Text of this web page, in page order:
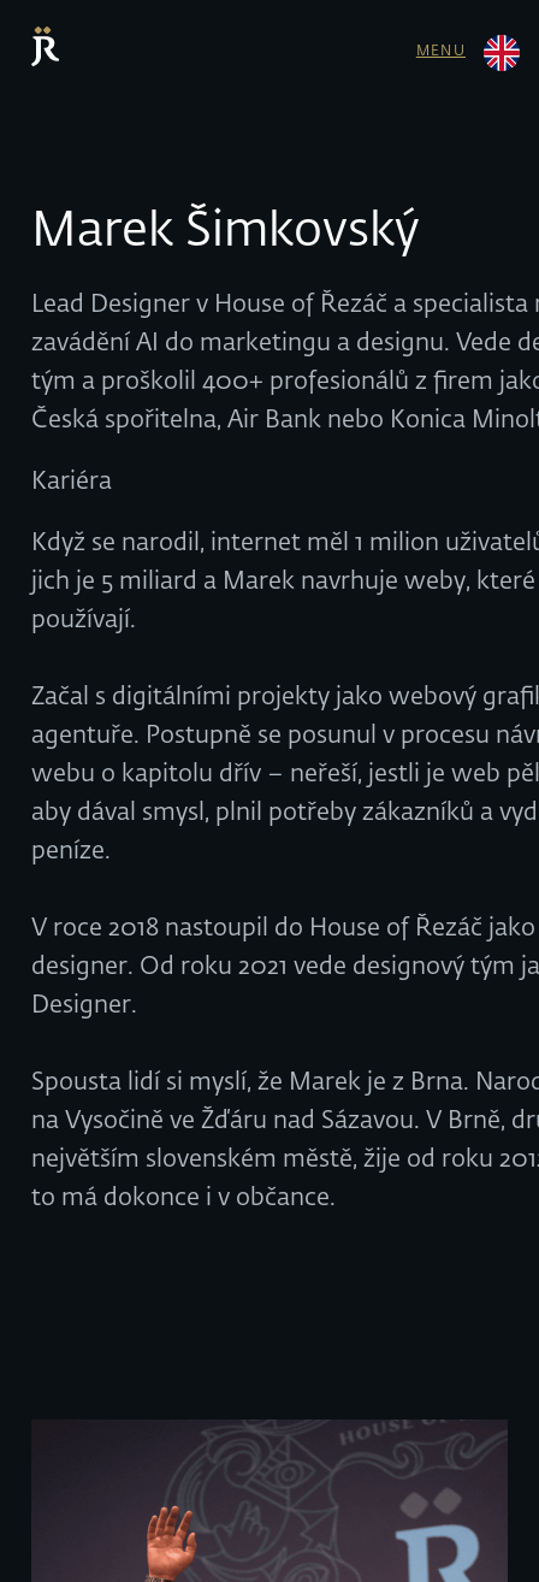
MENU
Marek Šimkovský
Lead Designer v House of Řezáč a specialista
zavádění AI do marketingu a designu. Vede
tým a proškolil 400+ profesionálů z firem
Česká spořitelna, Air Bank nebo Konica
Kariéra
Když se narodil, internet měl 1 milion
jich je 5 miliard a Marek navrhuje weby,
používají.
Začal s digitálními projekty jako webový
agentuře. Postupně se posunul v procesu
webu o kapitolu dřív – neřeší, jestli je web
aby dával smysl, plnil potřeby zákazníků a
peníze.
V roce 2018 nastoupil do House of Řezáč jako
designer. Od roku 2021 vede designový tým
Designer.
Spousta lidí si myslí, že Marek je z Brna.
na Vysočině ve Žďáru nad Sázavou. V Brně,
největším slovenském městě, žije od roku
to má dokonce i v občance.